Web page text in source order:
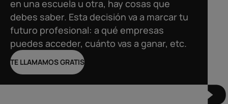
en una escuela u otra, hay cosas que
debes saber. Esta decisión va a marcar tu
futuro profesional: a qué empresas
puedes acceder, cuánto vas a ganar, etc.
TE LLAMAMOS GRATIS